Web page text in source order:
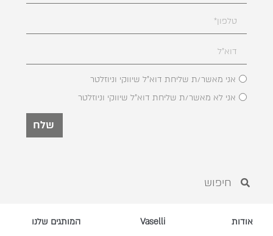
אני מאשר/ת שליחת דוא"ל שיווקי וניוזלטר
אני לא מאשר/ת שליחת דוא"ל שיווקי וניוזלטר
שלח
אודות Vaselli המותגים שלנו